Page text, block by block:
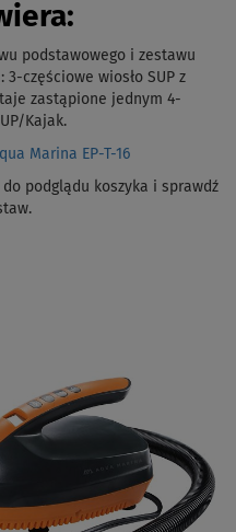
podstawowego i zestawu
częściowe wiosło SUP z
zastąpione jednym 4-
Kajak.
Marina EP-T-16
podglądu koszyka i sprawdź